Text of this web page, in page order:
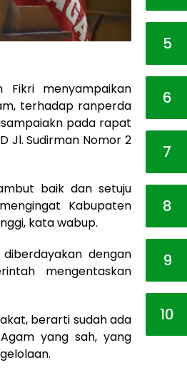
menyampaikan
terhadap ranperda
pada rapat
Jl. Sudirman Nomor 2
baik dan setuju
Kabupaten
kata wabup.
dengan
mengentaskan
berarti sudah ada
yang sah, yang
5
6
7
8
9
10